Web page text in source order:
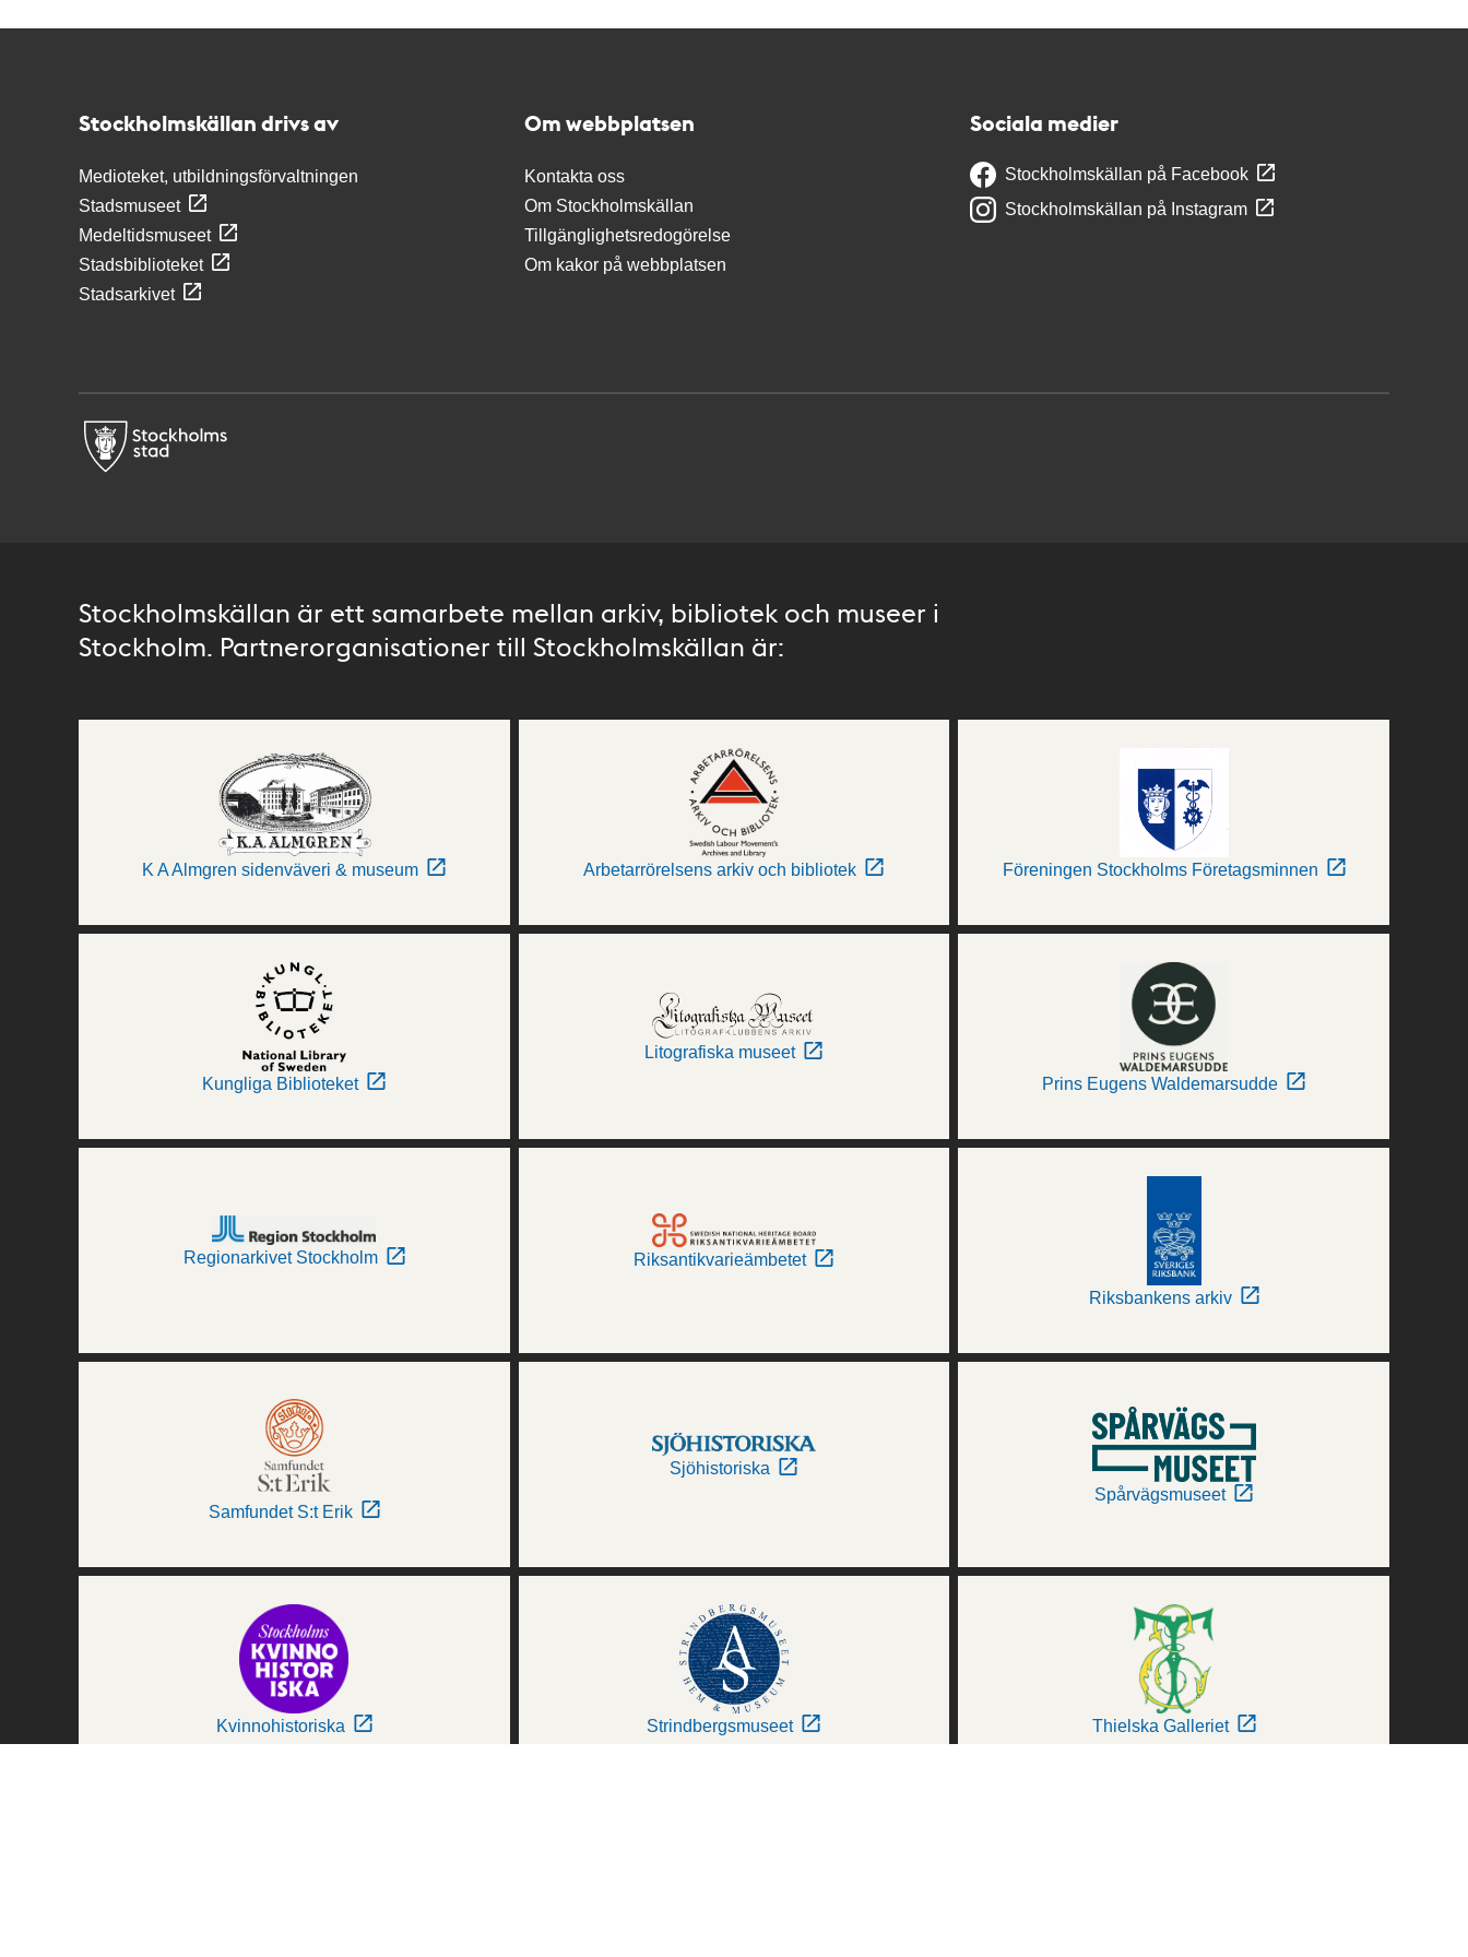
Stockholmskällan drivs av
Medioteket, utbildningsförvaltningen
Stadsmuseet
Medeltidsmuseet
Stadsbiblioteket
Stadsarkivet
Om webbplatsen
Kontakta oss
Om Stockholmskällan
Tillgänglighetsredogörelse
Om kakor på webbplatsen
Sociala medier
Stockholmskällan på Facebook
Stockholmskällan på Instagram
Stockholmskällan är ett samarbete mellan arkiv, bibliotek och museer i
Stockholm. Partnerorganisationer till Stockholmskällan är:
K A Almgren sidenväveri & museum Arbetarrörelsens arkiv och bibliotek Föreningen Stockholms Företagsminnen
Kungliga Biblioteket
Litografiska museet
Prins Eugens Waldemarsudde
Regionarkivet Stockholm Riksantikvarieämbetet
Riksbankens arkiv
Samfundet S:t Erik
Sjöhistoriska
Spårvägsmuseet
Kvinnohistoriska Strindbergsmuseet Thielska Galleriet